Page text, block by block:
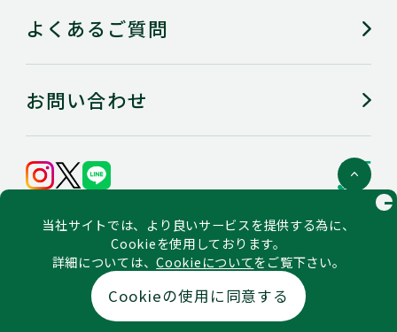
当社サイトでは、より良いサービスを提供する為に、
Cookieを使用しております。
詳細については、Cookieについてをご覧下さい。
Cookieの使用に同意する
よくあるご質問
お問い合わせ
個人情報の保護に関するステートメント
ご利用にあたってのお願い（利用規約）
ソーシャルメディア公式アカウント一覧・ポリシー
Copyright © Thunders & Marvelous CO.,LTD. All rights